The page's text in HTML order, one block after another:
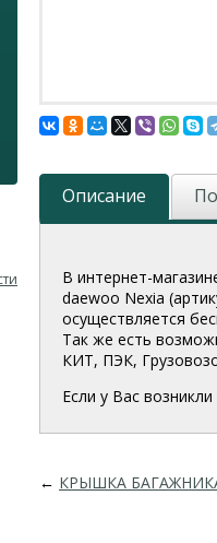
Описание
В интернет-
daewoo Nexia
осуществляется
Так же есть
КИТ, ПЭК,
Если у Вас
← КРЫШКА